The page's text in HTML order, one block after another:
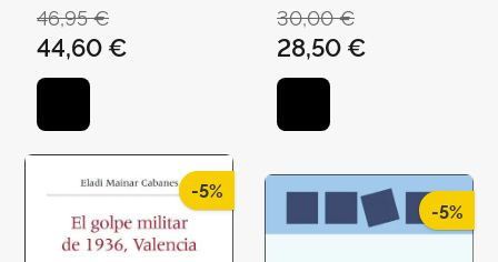
AGUILERA DE PRAT,
CESÁREO / AHEDO,
IGOR / ÁLVAREZ,
GEMMA / ANTÓN, JOAN
BREITENSTEIN, SO
46,95 €
44,60 €
30,00 €
28,50 €
-5%
-5%